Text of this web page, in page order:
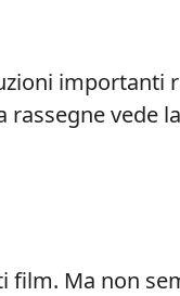
importanti
vede
film. Ma non